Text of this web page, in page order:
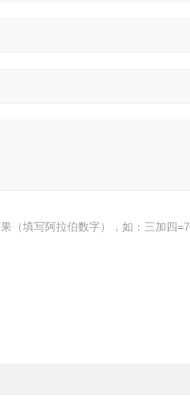
（填写阿拉伯数字），如：三加四=7